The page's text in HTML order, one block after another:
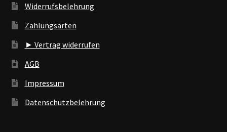
Widerrufsbelehrung
Zahlungsarten
► Vertrag widerrufen
AGB
Impressum
Datenschutzbelehrung